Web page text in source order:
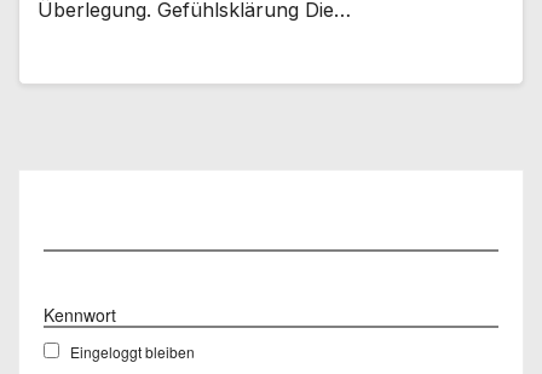
Überlegung. Gefühlsklärung Die…
Kennwort
Eingeloggt bleiben